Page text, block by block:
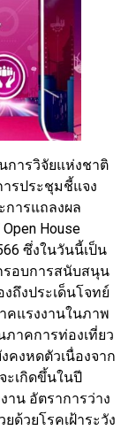
การวิจัยแห่งชาติ
ารประชุมชี้แจง
การแถลงผล
House
ซึ่งในวันนี้เป็น
อบการสนับสนุน
ถึงประเด็นโจทย์
คแรงงานในภาพ
าคการท่องเที่ยว
คงหดตัวเนื่องจาก
ะเกิดขึ้นในปี
าน อัตราการว่าง
ด้วยโรคเฝ้าระวัง